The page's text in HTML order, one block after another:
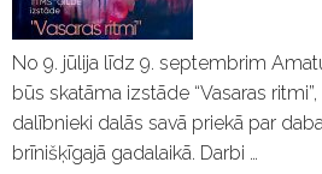
No 9. jūlija līdz 9. septembrim
būs skatāma izstāde “Vasaras ritmi”,
dalībnieki dalās savā priekā par
brīnišķīgajā gadalaikā. Darbi …